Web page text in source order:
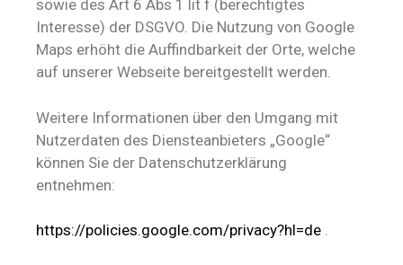
sowie des Art 6 Abs 1 lit f (berechtigtes
Interesse) der DSGVO. Die Nutzung von Google
Maps erhöht die Auffindbarkeit der Orte, welche
auf unserer Webseite bereitgestellt werden.
Weitere Informationen über den Umgang mit
Nutzerdaten des Diensteanbieters „Google“
können Sie der Datenschutzerklärung
entnehmen:
https://policies.google.com/privacy?hl=de .